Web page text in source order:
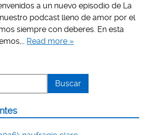
a un nuevo episodio de La
podcast lleno de amor por el
siempre con deberes. En esta
Read more »